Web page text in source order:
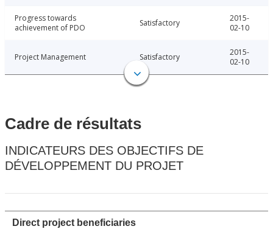
Progress towards
achievement of PDO
Satisfactory
2015-
02-10
Project Management Satisfactory
2015-
02-10
Cadre de résultats
INDICATEURS DES OBJECTIFS DE
DÉVELOPPEMENT DU PROJET
Direct project beneficiaries